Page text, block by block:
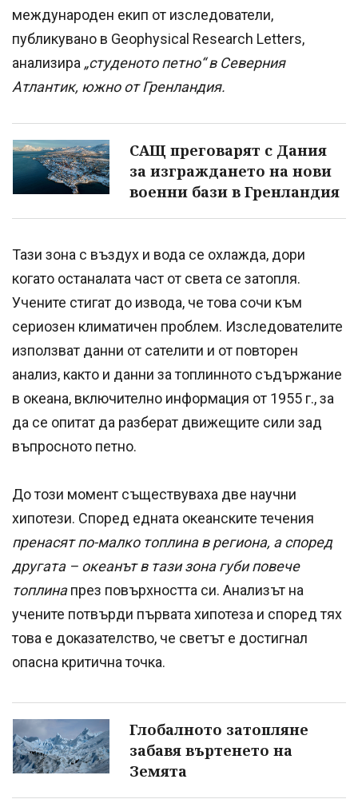
международен екип от изследователи,
публикувано в Geophysical Research Letters,
анализира „студеното петно“ в Северния
Атлантик, южно от Гренландия.
САЩ преговарят с Дания
за изграждането на нови
военни бази в Гренландия
Тази зона с въздух и вода се охлажда, дори
когато останалата част от света се затопля.
Учените стигат до извода, че това сочи към
сериозен климатичен проблем. Изследователите
използват данни от сателити и от повторен
анализ, както и данни за топлинното съдържание
в океана, включително информация от 1955 г., за
да се опитат да разберат движещите сили зад
въпросното петно.
До този момент съществуваха две научни
хипотези. Според едната океанските течения
пренасят по-малко топлина в региона, а според
другата – океанът в тази зона губи повече
топлинапрез повърхността си. Анализът на
учените потвърди първата хипотеза и според тях
това е доказателство, че светът е достигнал
опасна критична точка.
Глобалното затопляне
забавя въртенето на
Земята